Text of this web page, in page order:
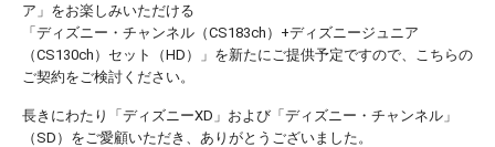
ア」をお楽しみいただける
「ディズニー・チャンネル（CS183ch）+ディズニージュニア
（CS130ch）セット（HD）」を新たにご提供予定ですので、こちらの
ご契約をご検討ください。
長きにわたり「ディズニーXD」および「ディズニー・チャンネル」
（SD）をご愛顧いただき、ありがとうございました。